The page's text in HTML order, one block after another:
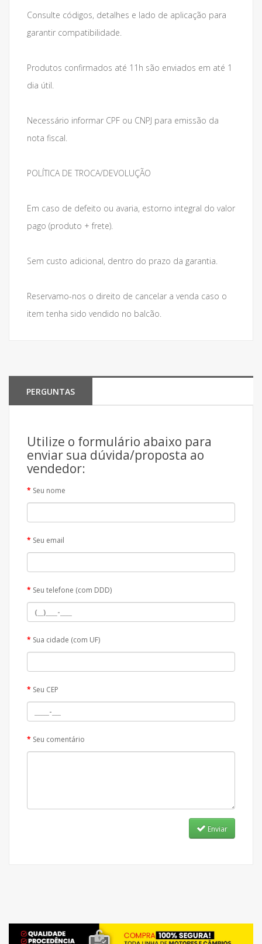
Consulte códigos, detalhes e lado de aplicação para
garantir compatibilidade.
Produtos confirmados até 11h são enviados em até 1
dia útil.
Necessário informar CPF ou CNPJ para emissão da
nota fiscal.
POLÍTICA DE TROCA/DEVOLUÇÃO
Em caso de defeito ou avaria, estorno integral do valor
pago (produto + frete).
Sem custo adicional, dentro do prazo da garantia.
Reservamo-nos o direito de cancelar a venda caso o
item tenha sido vendido no balcão.
PERGUNTAS
Utilize o formulário abaixo para
enviar sua dúvida/proposta ao
vendedor:
Seu nome
Seu email
Seu telefone (com DDD)
Sua cidade (com UF)
Seu CEP
Seu comentário
Enviar